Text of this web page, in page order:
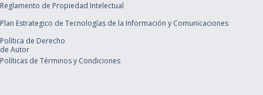
Reglamento de Propiedad Intelectual
Plan Estrategico de Tecnologías de la Información y Comunicaciones
Política de Derecho
de Autor
Políticas de Términos y Condiciones